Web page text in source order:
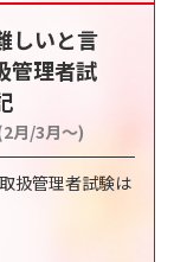
しいと言
管理者試
月/3月〜)
扱管理者試験は